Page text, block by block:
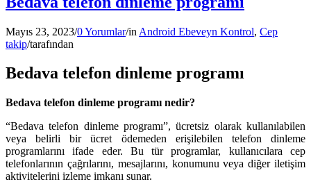
Mayıs 23, 2023/0 Yorumlar/in Android Ebeveyn Kontrol, Cep
takip/tarafından
Bedava telefon dinleme programı
Bedava telefon dinleme programı nedir?
“Bedava telefon dinleme programı”, ücretsiz olarak kullanılabilen
veya belirli bir ücret ödemeden erişilebilen telefon dinleme
programlarını ifade eder. Bu tür programlar, kullanıcılara cep
telefonlarının çağrılarını, mesajlarını, konumunu veya diğer iletişim
aktivitelerini izleme imkanı sunar.